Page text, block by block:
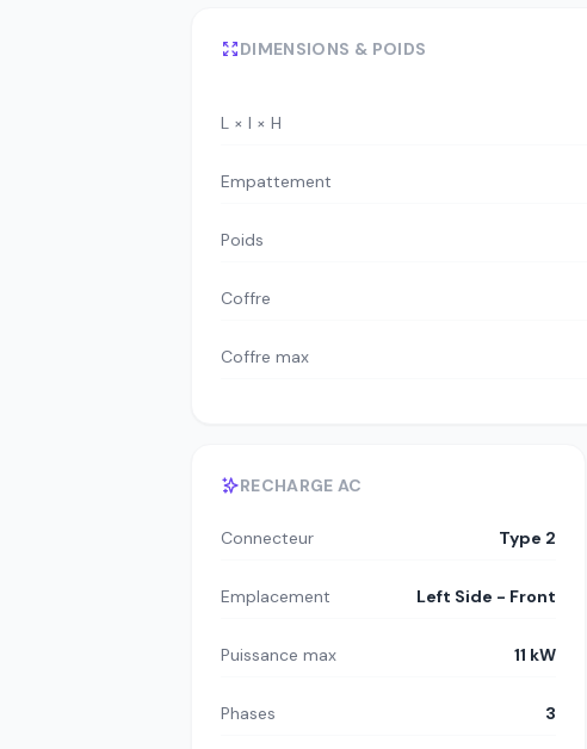
DIMENSIONS & POIDS
L × l × H
Empattement
Poids
Coffre
Coffre max
RECHARGE AC
Connecteur Type 2
Emplacement Left Side - Front
Puissance max 11 kW
Phases 3